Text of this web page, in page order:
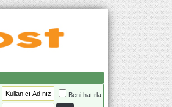
Beni hatırla